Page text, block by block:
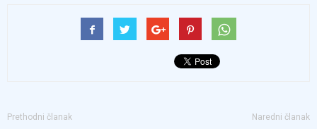
Prethodni članak Naredni članak